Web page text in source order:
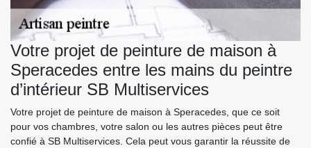
Votre projet de peinture de maison à
Speracedes entre les mains du peintre
d’intérieur SB Multiservices
Votre projet de peinture de maison à Speracedes, que ce soit
pour vos chambres, votre salon ou les autres pièces peut être
confié à SB Multiservices. Cela peut vous garantir la réussite de